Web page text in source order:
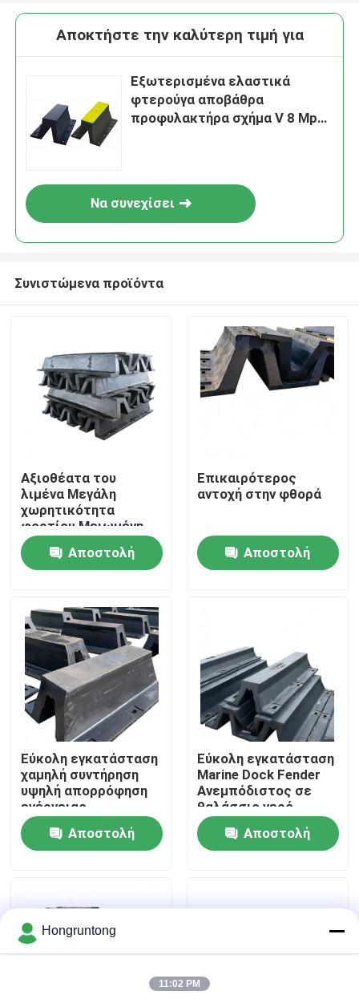
Σπίτι
Βίντεο
Σχετικά με εμάς
Επισκέψεις στο εργοστάσιο
Έλεγχος ποιότητας
Ζητήστε μια προσφορά
Λαστιχένιο κιγκλίδωμα Yokohama
Πνευματικό λαστιχένιο κιγκλίδωμα
Αποκτήστε την καλύτερη τιμή για
Εξωτερισμένα ελαστικά
φτερούγα αποβάθρα
προφυλακτήρα σχήμα V 8 Mpa
Να συνεχίσει
Συνιστώμενα προϊόντα
Αξιοθέατα του
λιμένα Μεγάλη
χωρητικότητα
φορτίου Μειωμένη
συντήρηση Εύκολη
αντικατάσταση
Αποστολή
Επικαιρότερος
αντοχή στην φθορά
Αποστολή
Εύκολη εγκατάσταση
χαμηλή συντήρηση
υψηλή απορρόφηση
ενέργειας
Αποστολή
Εύκολη εγκατάσταση
Marine Dock Fender
Ανεμπόδιστος σε
θαλάσσιο νερό
Αποστολή
Hongruntong
11:02 PM